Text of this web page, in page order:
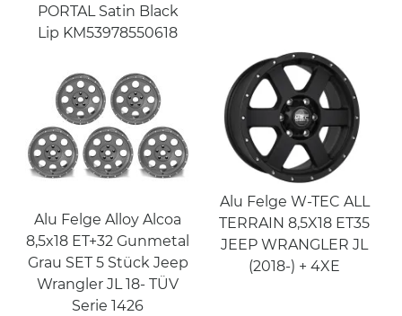
PORTAL Satin Black
Lip KM53978550618
Alu Felge Alloy Alcoa
8,5x18 ET+32 Gunmetal
Grau SET 5 Stück Jeep
Wrangler JL 18- TÜV
Serie 1426
Alu Felge W-TEC ALL
TERRAIN 8,5X18 ET35
JEEP WRANGLER JL
(2018-) + 4XE